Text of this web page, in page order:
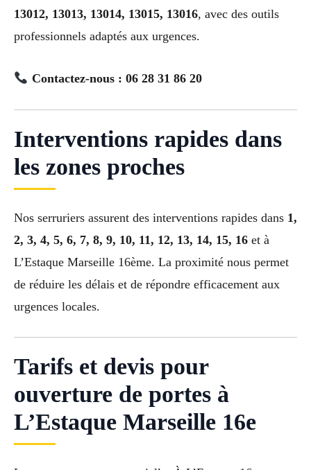
13012, 13013, 13014, 13015, 13016, avec des outils
professionnels adaptés aux urgences.
Contactez-nous : 06 28 31 86 20
Interventions rapides dans
les zones proches
Nos serruriers assurent des interventions rapides dans 1,
2, 3, 4, 5, 6, 7, 8, 9, 10, 11, 12, 13, 14, 15, 16 et à
L’Estaque Marseille 16ème. La proximité nous permet
de réduire les délais et de répondre efficacement aux
urgences locales.
Tarifs et devis pour
ouverture de portes à
L’Estaque Marseille 16e